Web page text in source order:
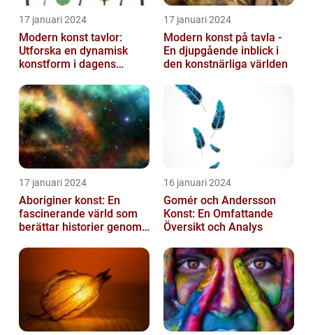
17 januari 2024
Modern konst tavlor:
Utforska en dynamisk
konstform i dagens
17 januari 2024
Modern konst på tavla -
En djupgående inblick i
den konstnärliga världen
17 januari 2024
Aboriginer konst: En
fascinerande värld som
berättar historier genom
16 januari 2024
Gomér och Andersson
Konst: En Omfattande
Översikt och Analys